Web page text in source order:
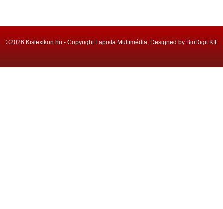
©2026 Kislexikon.hu - Copyright Lapoda Multimédia, Designed by BioDigit Kft.